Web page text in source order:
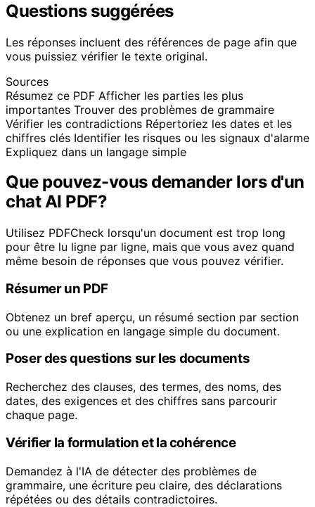
Questions suggérées
Les réponses incluent des références de page afin que
vous puissiez vérifier le texte original.
Sources
Résumez ce PDF Afficher les parties les plus
importantes Trouver des problèmes de grammaire
Vérifier les contradictions Répertoriez les dates et les
chiffres clés Identifier les risques ou les signaux d'alarme
Expliquez dans un langage simple
Que pouvez-vous demander lors d'un
chat AI PDF?
Utilisez PDFCheck lorsqu'un document est trop long
pour être lu ligne par ligne, mais que vous avez quand
même besoin de réponses que vous pouvez vérifier.
Résumer un PDF
Obtenez un bref aperçu, un résumé section par section
ou une explication en langage simple du document.
Poser des questions sur les documents
Recherchez des clauses, des termes, des noms, des
dates, des exigences et des chiffres sans parcourir
chaque page.
Vérifier la formulation et la cohérence
Demandez à l'IA de détecter des problèmes de
grammaire, une écriture peu claire, des déclarations
répétées ou des détails contradictoires.